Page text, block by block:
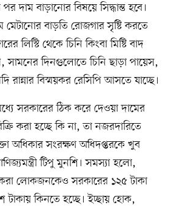
দাম বাড়ানোর বিষয়ে সিদ্ধান্ত হবে।
মেটানোর বাড়তি রোজগার সৃষ্টি করতে
লিস্টি থেকে চিনি কিংবা মিষ্টি বাদ
সামনের দিনগুলোতে চিনি ছাড়া পায়েস,
রান্নার বিস্ময়কর রেসিপি আসতে যাচ্ছে।
সরকারের ঠিক করে দেওয়া দামের
করা হচ্ছে কি না, তা নজরদারিতে
অধিকার সংরক্ষণ অধিদপ্তরকে খুব
টিপু মুনশি। সমস্যা হলো,
লোকজনকেও সরকারের ১২৫ টাকা
টাকায় কিনতে হচ্ছে। ইচ্ছায় হোক,